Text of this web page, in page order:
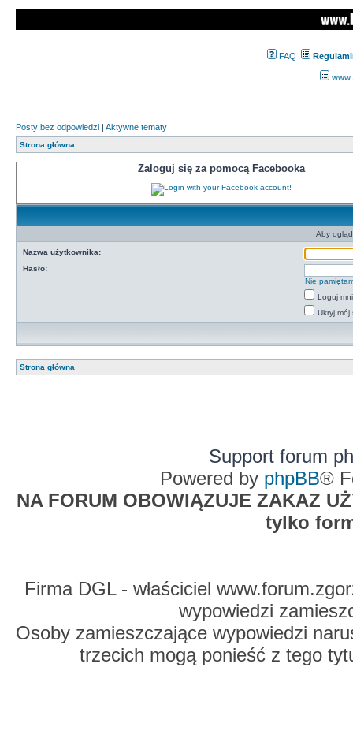
FAQ
Posty bez odpowiedzi | Aktywne tematy
Strona główna
Zaloguj się za pomocą Facebooka
Aby
Nazwa użytkownika:
Hasło:
Nie
Loguj
Ukryj mój
Strona główna
Support forum
Powered by phpBB®
NA FORUM OBOWIĄZUJE ZAKAZ
tylko
Firma DGL - właściciel
wypowiedzi
Osoby zamieszczające wypowiedzi
trzecich mogą ponieść z tego